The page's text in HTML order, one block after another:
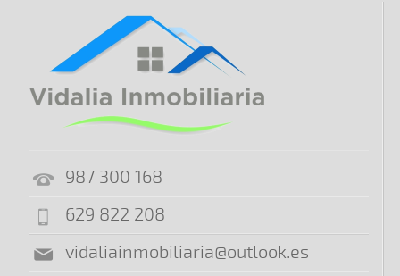
987 300 168
629 822 208
vidaliainmobiliaria@outlook.es